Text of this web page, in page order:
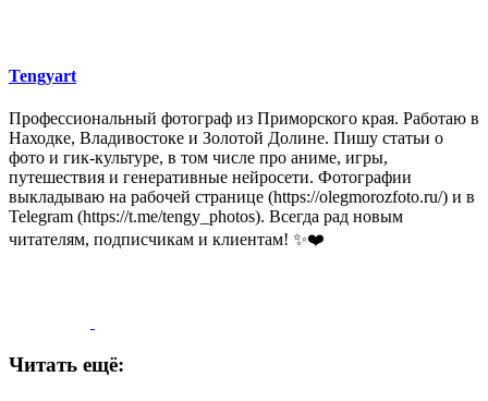
Tengyart
Профессиональный фотограф из Приморского края. Работаю в
Находке, Владивостоке и Золотой Долине. Пишу статьи о
фото и гик-культуре, в том числе про аниме, игры,
путешествия и генеративные нейросети. Фотографии
выкладываю на рабочей странице (https://olegmorozfoto.ru/) и в
Telegram (https://t.me/tengy_photos). Всегда рад новым
читателям, подписчикам и клиентам! ✨❤️
Читать ещё: